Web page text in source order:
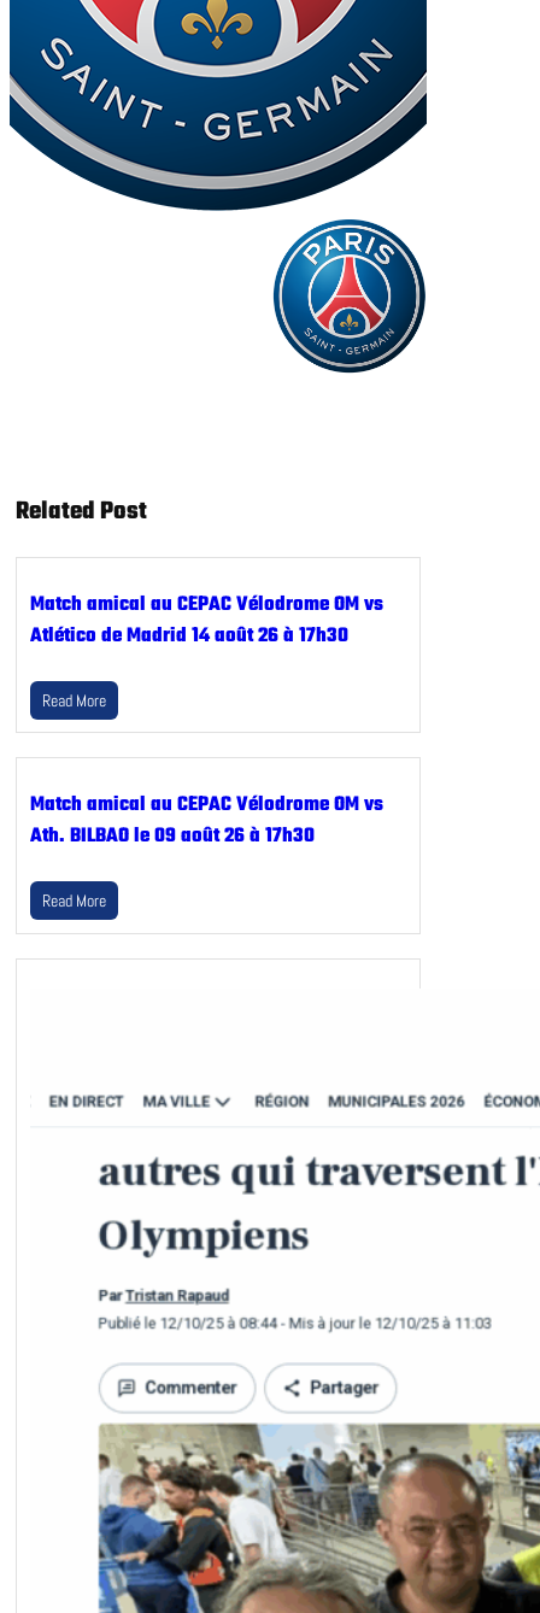
Related Post
Match amical au CEPAC Vélodrome OM vs
Atlético de Madrid 14 août 26 à 17h30
Read More
Match amical au CEPAC Vélodrome OM vs
Ath. BILBAO le 09 août 26 à 17h30
Read More